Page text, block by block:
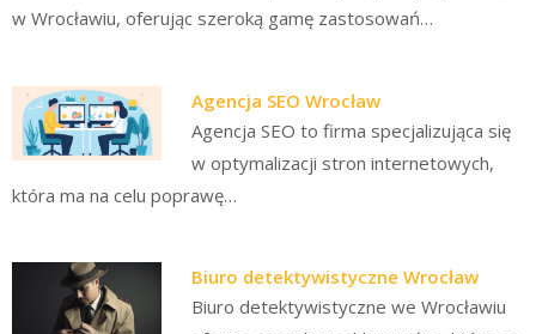
w Wrocławiu, oferując szeroką gamę zastosowań…
Agencja SEO Wrocław
Agencja SEO to firma specjalizująca się
w optymalizacji stron internetowych,
która ma na celu poprawę…
Biuro detektywistyczne Wrocław
Biuro detektywistyczne we Wrocławiu